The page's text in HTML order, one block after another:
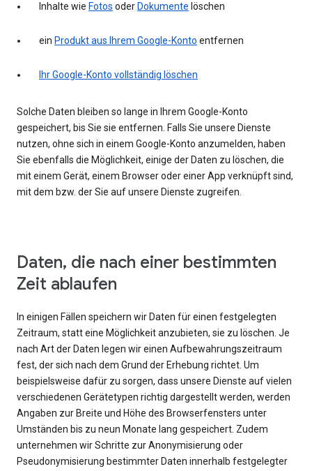
Inhalte wie Fotos oder Dokumente löschen
ein Produkt aus Ihrem Google-Konto entfernen
Ihr Google-Konto vollständig löschen
Solche Daten bleiben so lange in Ihrem Google-Konto
gespeichert, bis Sie sie entfernen. Falls Sie unsere Dienste
nutzen, ohne sich in einem Google-Konto anzumelden, haben
Sie ebenfalls die Möglichkeit, einige der Daten zu löschen, die
mit einem Gerät, einem Browser oder einer App verknüpft sind,
mit dem bzw. der Sie auf unsere Dienste zugreifen.
Daten, die nach einer bestimmten
Zeit ablaufen
In einigen Fällen speichern wir Daten für einen festgelegten
Zeitraum, statt eine Möglichkeit anzubieten, sie zu löschen. Je
nach Art der Daten legen wir einen Aufbewahrungszeitraum
fest, der sich nach dem Grund der Erhebung richtet. Um
beispielsweise dafür zu sorgen, dass unsere Dienste auf vielen
verschiedenen Gerätetypen richtig dargestellt werden, werden
Angaben zur Breite und Höhe des Browserfensters unter
Umständen bis zu neun Monate lang gespeichert. Zudem
unternehmen wir Schritte zur Anonymisierung oder
Pseudonymisierung bestimmter Daten innerhalb festgelegter